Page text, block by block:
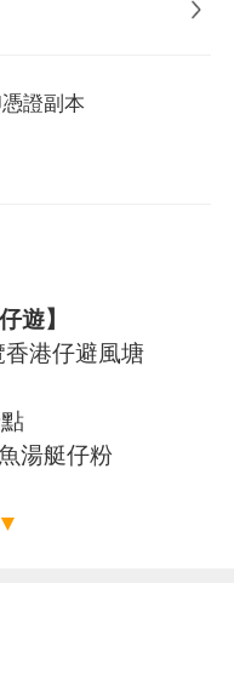
證副本
遊】
港仔避風塘
湯艇仔粉